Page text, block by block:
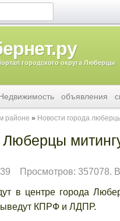
городского округа Люберцы
объявления
районе Новости города
Просмотров: 357078.
в центре города
КПРФ и ЛДПР.